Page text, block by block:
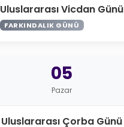
Uluslararası Vicdan Günü
FARKINDALIK GÜNÜ
05
Pazar
Uluslararası Çorba Günü